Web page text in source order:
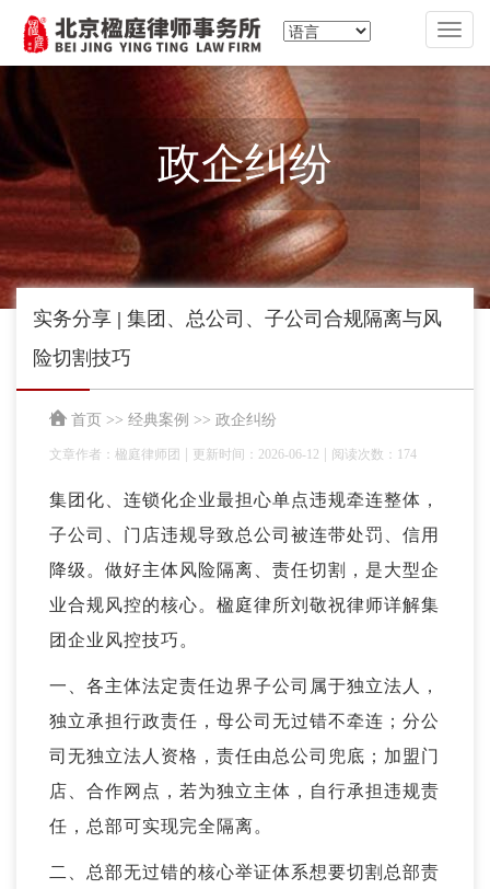
切
换
导
政企纠纷
实务分享 | 集团、总公司、子公司合规隔离与风
险切割技巧
首页 >> 经典案例 >> 政企纠纷
文章作者：楹庭律师团 更新时间：2026-06-12 阅读次数：174
集团化、连锁化企业最担心单点违规牵连整体，
子公司、门店违规导致总公司被连带处罚、信用
降级。做好主体风险隔离、责任切割，是大型企
业合规风控的核心。楹庭律所刘敬祝律师详解集
团企业风控技巧。
一、各主体法定责任边界子公司属于独立法人，
独立承担行政责任，母公司无过错不牵连；分公
司无独立法人资格，责任由总公司兜底；加盟门
店、合作网点，若为独立主体，自行承担违规责
任，总部可实现完全隔离。
二、总部无过错的核心举证体系想要切割总部责